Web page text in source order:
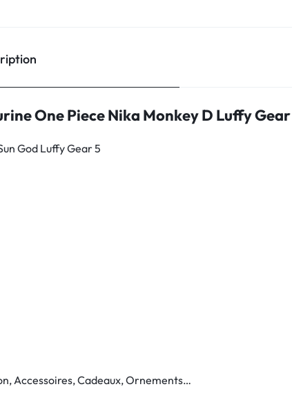
One Piece Nika Monkey D Luffy
God Luffy Gear 5
Accessoires, Cadeaux, Ornements…